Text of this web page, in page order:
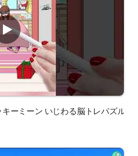
キーミーン いじわる脳トレパズルゲ